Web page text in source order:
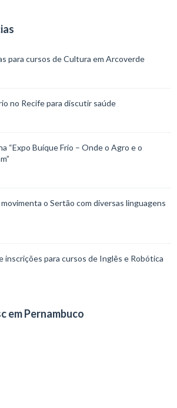
para cursos de Cultura em Arcoverde
no Recife para discutir saúde
“Expo Buíque Frio – Onde o Agro e o
o Sertão com diversas linguagens
inscrições para cursos de Inglês e Robótica
em Pernambuco